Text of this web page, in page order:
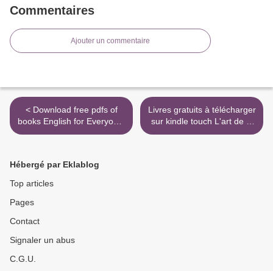
Commentaires
Ajouter un commentaire
< Download free pdfs of
books English for Everyone:
English Idioms (English
Livres gratuits à télécharger
sur kindle touch L'art de la
guerre - Suivi de "L'art de la
Hébergé par Eklablog
Top articles
Pages
Contact
Signaler un abus
C.G.U.